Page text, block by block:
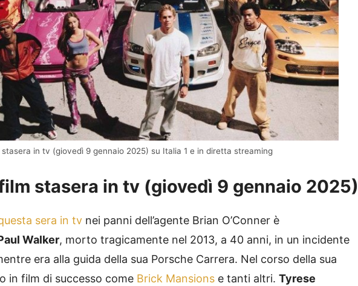
stasera in tv (giovedì 9 gennaio 2025) su Italia 1 e in diretta streaming
stasera in tv (giovedì 9 gennaio 2025)
sera in tv nei panni dell’agente Brian O’Conner è
Walker, morto tragicamente nel 2013, a 40 anni, in un incidente
era alla guida della sua Porsche Carrera. Nel corso della sua
in film di successo come Brick Mansions e tanti altri. Tyrese